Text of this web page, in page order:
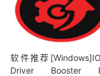
软件推荐
Driver Booster